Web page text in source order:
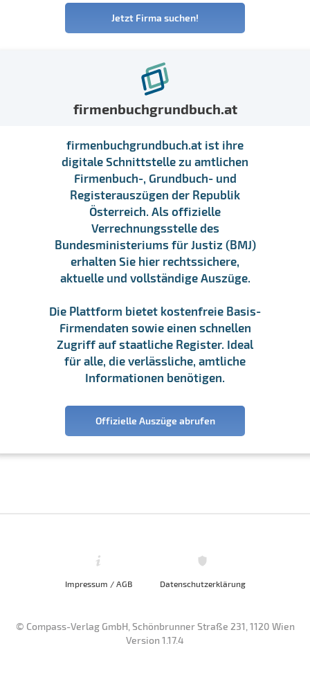
Jetzt Firma suchen!
firmenbuchgrundbuch.at
firmenbuchgrundbuch.at ist ihre
digitale Schnittstelle zu amtlichen
Firmenbuch-, Grundbuch- und
Registerauszügen der Republik
Österreich. Als offizielle
Verrechnungsstelle des
Bundesministeriums für Justiz (BMJ)
erhalten Sie hier rechtssichere,
aktuelle und vollständige Auszüge.
Die Plattform bietet kostenfreie Basis-
Firmendaten sowie einen schnellen
Zugriff auf staatliche Register. Ideal
für alle, die verlässliche, amtliche
Informationen benötigen.
Offizielle Auszüge abrufen
Impressum / AGB Datenschutzerklärung
© Compass-Verlag GmbH, Schönbrunner Straße 231, 1120 Wien
Version 1.17.4